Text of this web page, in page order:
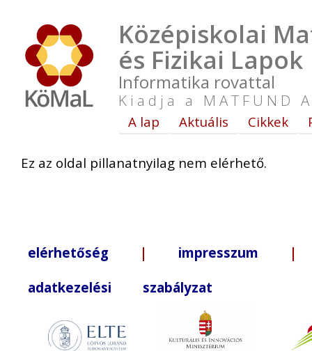
Középiskolai
és Fizikai Lapok
Informatika rovattal
Kiadja a MATFUND
A lap Aktuális Cikkek
Ez az oldal pillanatnyilag nem elérhető.
elérhetőség | impresszum |
adatkezelési szabályzat